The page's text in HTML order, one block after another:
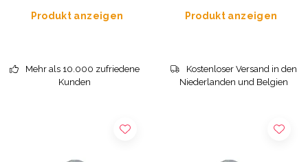
Produkt anzeigen Produkt anzeigen
Mehr als 10.000 zufriedene
Kunden
Kostenloser Versand in den
Niederlanden und Belgien